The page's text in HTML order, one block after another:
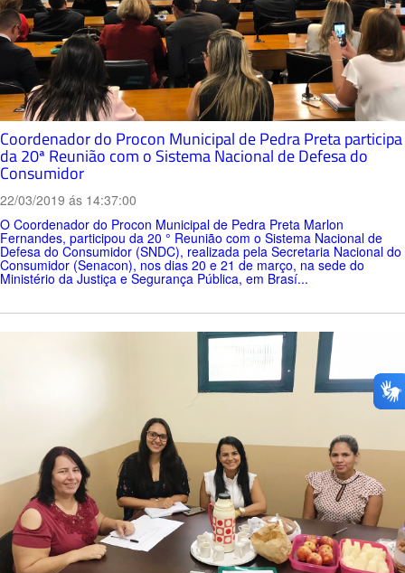
Coordenador do Procon Municipal de Pedra Preta participa
da 20ª Reunião com o Sistema Nacional de Defesa do
Consumidor
22/03/2019 ás 14:37:00
O Coordenador do Procon Municipal de Pedra Preta Marlon
Fernandes, participou da 20 ° Reunião com o Sistema Nacional de
Defesa do Consumidor (SNDC), realizada pela Secretaria Nacional do
Consumidor (Senacon), nos dias 20 e 21 de março, na sede do
Ministério da Justiça e Segurança Pública, em Brasí...